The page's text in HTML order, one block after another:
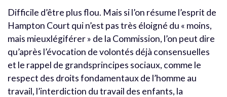
Difficile d’être plus flou. Mais si l’on résume l’esprit de
Hampton Court qui n’est pas très éloigné du « moins,
mais mieuxlégiférer » de la Commission, l’on peut dire
qu’après l’évocation de volontés déjà consensuelles
et le rappel de grandsprincipes sociaux, comme le
respect des droits fondamentaux de l’homme au
travail, l’interdiction du travail des enfants, la